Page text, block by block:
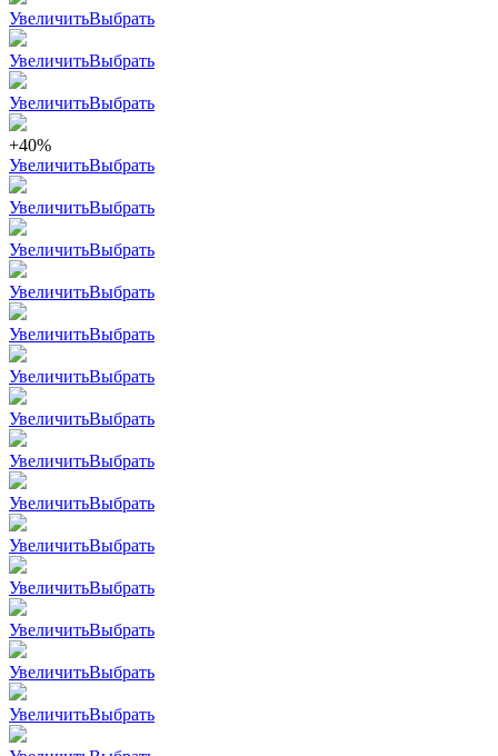
УвеличитьВыбрать
УвеличитьВыбрать
УвеличитьВыбрать
+40%
УвеличитьВыбрать
УвеличитьВыбрать
УвеличитьВыбрать
УвеличитьВыбрать
УвеличитьВыбрать
УвеличитьВыбрать
УвеличитьВыбрать
УвеличитьВыбрать
УвеличитьВыбрать
УвеличитьВыбрать
УвеличитьВыбрать
УвеличитьВыбрать
УвеличитьВыбрать
УвеличитьВыбрать